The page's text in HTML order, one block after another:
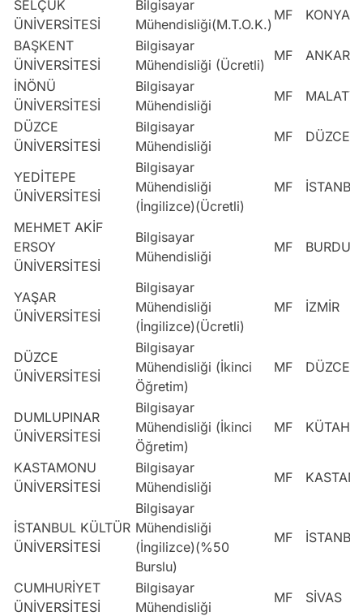
SELÇUK
ÜNİVERSİTESİ
Bilgisayar
Mühendisliği(M.T.O.K.)
MF
KONYA
BAŞKENT
ÜNİVERSİTESİ
Bilgisayar
Mühendisliği (Ücretli)
MF
ANKARA
İNÖNÜ
ÜNİVERSİTESİ
Bilgisayar
Mühendisliği
MF
DÜZCE
ÜNİVERSİTESİ
Bilgisayar
Mühendisliği
MF DÜZCE
YEDİTEPE
ÜNİVERSİTESİ
Bilgisayar
Mühendisliği
(İngilizce)(Ücretli)
MF
MEHMET AKİF
ERSOY
ÜNİVERSİTESİ
Bilgisayar
Mühendisliği
MF BURDUR
YAŞAR
ÜNİVERSİTESİ
Bilgisayar
Mühendisliği
(İngilizce)(Ücretli)
MF İZMİR
DÜZCE
ÜNİVERSİTESİ
Bilgisayar
Mühendisliği (İkinci
Öğretim)
MF DÜZCE
DUMLUPINAR
ÜNİVERSİTESİ
Bilgisayar
Mühendisliği (İkinci
Öğretim)
MF
KASTAMONU
ÜNİVERSİTESİ
Bilgisayar
Mühendisliği
MF
İSTANBUL KÜLTÜR
ÜNİVERSİTESİ
Bilgisayar
Mühendisliği
(İngilizce)(%50
Burslu)
MF
CUMHURİYET
ÜNİVERSİTESİ
Bilgisayar
Mühendisliği
MF SİVAS